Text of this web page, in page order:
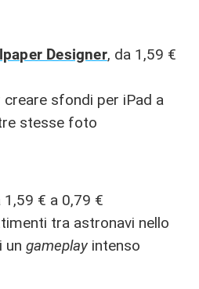
Designer, da 1,59 €
sfondi per iPad a
stesse foto
1,59 € a 0,79 €
tra astronavi nello
un gameplay intenso